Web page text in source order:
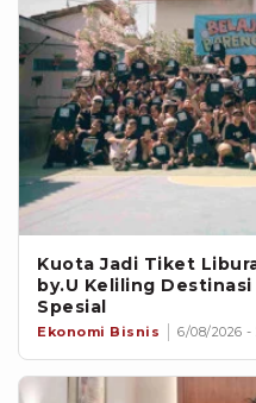
Kuota Jadi Tiket
by.U Keliling
Spesial
Ekonomi Bisnis 6/08/2026 -